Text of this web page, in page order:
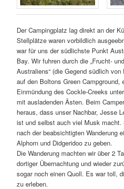
Der Campingplatz lag direkt an der
Stellplätze waren vorbildlich
war für uns der südlichste Punkt
Bay. Wir fuhren durch die „Frucht-
Australiens“ (die Gegend südlich
auf den Boltons Green Campground,
Einmündung des Cockle-Creeks
mit ausladenden Ästen. Beim
heraus, dass unser Nachbar, Jesse
ist und selbst auch viel Musk macht.
nach der beabsichtigten Wanderung
Alphorn und Didgeridoo zu geben.
Die Wanderung machten wir über 2
dortiger Übernachtung und wieder
sogar noch einen Quoll. Es war toll,
zu erleben.